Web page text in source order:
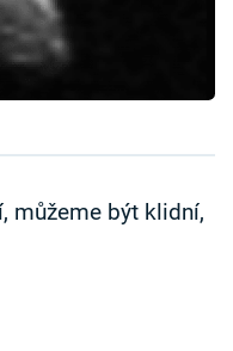
můžeme být klidní,